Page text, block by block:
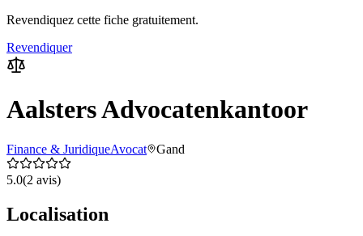
Revendiquez cette fiche gratuitement.
Revendiquer
Aalsters Advocatenkantoor
Finance & JuridiqueAvocat Gand
5.0(2 avis)
Localisation